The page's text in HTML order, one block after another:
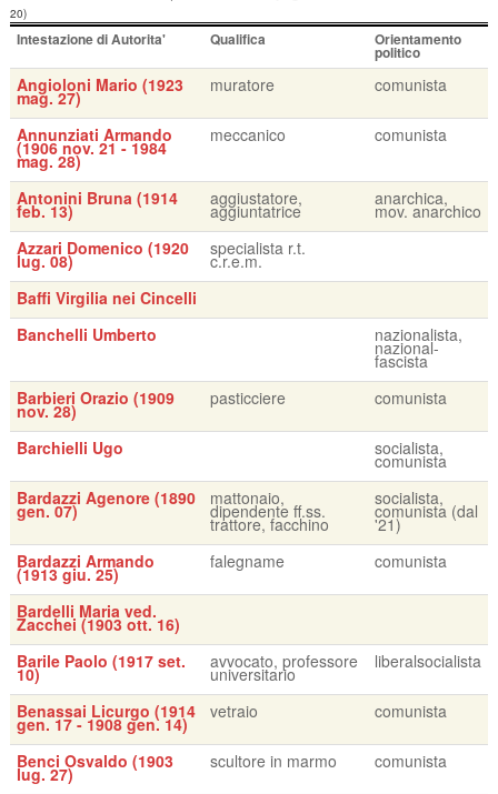
20)
Intestazione di Autorita' Qualifica Orientamento
politico
Angioloni Mario (1923
mag. 27)
muratore comunista
Annunziati Armando
(1906 nov. 21 - 1984
mag. 28)
meccanico comunista
Antonini Bruna (1914
feb. 13)
aggiustatore,
aggiuntatrice
anarchica,
mov. anarchico
Azzari Domenico (1920
lug. 08)
specialista r.t.
c.r.e.m.
Baffi Virgilia nei Cincelli
Banchelli Umberto
nazionalista,
nazional-
fascista
Barbieri Orazio (1909
nov. 28)
pasticciere comunista
Barchielli Ugo socialista,
comunista
Bardazzi Agenore (1890
gen. 07)
mattonaio,
dipendente ff.ss.
trattore, facchino
socialista,
comunista (dal
'21)
Bardazzi Armando
(1913 giu. 25)
falegname comunista
Bardelli Maria ved.
Zacchei (1903 ott. 16)
Barile Paolo (1917 set.
10)
avvocato, professore
universitario
liberalsocialista
Benassai Licurgo (1914
gen. 17 - 1908 gen. 14)
vetraio comunista
Benci Osvaldo (1903
lug. 27)
scultore in marmo comunista